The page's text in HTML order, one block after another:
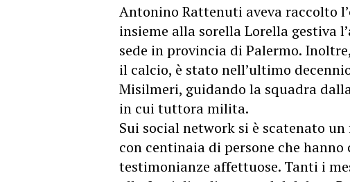
Antonino Rattenuti aveva raccolto
insieme alla sorella Lorella gestiva
sede in provincia di Palermo.
il calcio, è stato nell’ultimo
Misilmeri, guidando la squadra
in cui tuttora milita.
Sui social network si è scatenato
con centinaia di persone che
testimonianze affettuose. Tanti i